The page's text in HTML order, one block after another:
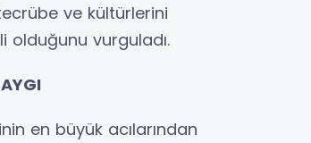
ve kültürlerini
vurguladı.
en büyük acılarından